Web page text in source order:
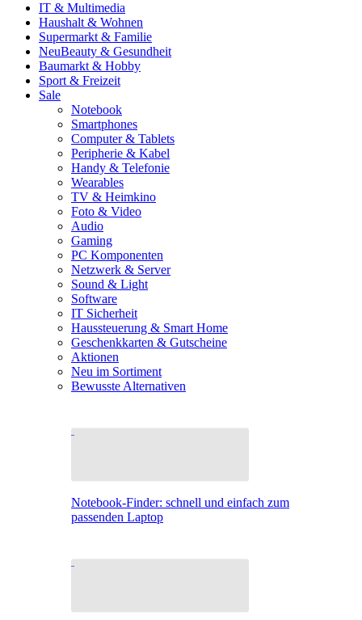
IT & Multimedia
Haushalt & Wohnen
Supermarkt & Familie
NeuBeauty & Gesundheit
Baumarkt & Hobby
Sport & Freizeit
Sale
Notebook
Smartphones
Computer & Tablets
Peripherie & Kabel
Handy & Telefonie
Wearables
TV & Heimkino
Foto & Video
Audio
Gaming
PC Komponenten
Netzwerk & Server
Sound & Light
Software
IT Sicherheit
Haussteuerung & Smart Home
Geschenkkarten & Gutscheine
Aktionen
Neu im Sortiment
Bewusste Alternativen
Notebook-Finder: schnell und einfach zum
passenden Laptop